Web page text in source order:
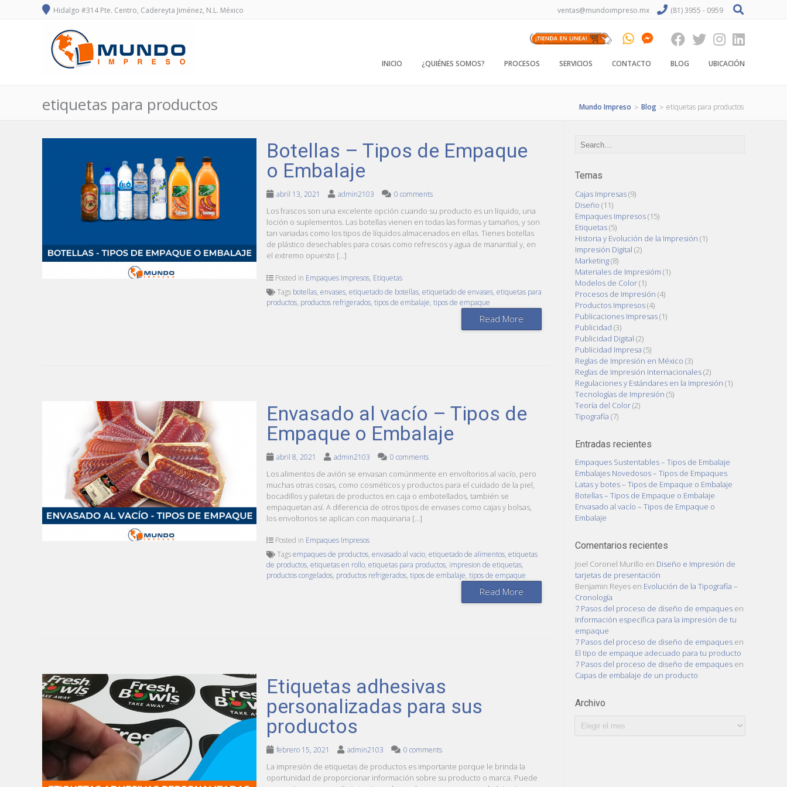
Hidalgo #314 Pte. Centro, Cadereyta Jiménez, N.L. México ventas@mundoimpreso.mx (81) 3955 - 0959
INICIO ¿QUIÉNES SOMOS? PROCESOS SERVICIOS CONTACTO BLOG UBICACIÓN
etiquetas para productos Mundo Impreso > Blog > etiquetas para productos
Botellas – Tipos de Empaque
o Embalaje
abril 13, 2021 admin2103 0 comments
Los frascos son una excelente opción cuando su producto es un líquido, una
loción o suplementos. Las botellas vienen en todas las formas y tamaños, y son
tan variadas como los tipos de líquidos almacenados en ellas. Tienes botellas
de plástico desechables para cosas como refrescos y agua de manantial y, en
el extremo opuesto […]
Posted in Empaques Impresos, Etiquetas
Tags botellas, envases, etiquetado de botellas, etiquetado de envases, etiquetas para
productos, productos refrigerados, tipos de embalaje, tipos de empaque
Read More
Envasado al vacío – Tipos de
Empaque o Embalaje
abril 8, 2021 admin2103 0 comments
Los alimentos de avión se envasan comúnmente en envoltorios al vacío, pero
muchas otras cosas, como cosméticos y productos para el cuidado de la piel,
bocadillos y paletas de productos en caja o embotellados, también se
empaquetan así. A diferencia de otros tipos de envases como cajas y bolsas,
los envoltorios se aplican con maquinaria […]
Posted in Empaques Impresos
Tagsempaques de productos, envasado al vacio, etiquetado de alimentos, etiquetas
de productos, etiquetas en rollo, etiquetas para productos, impresion de etiquetas,
productos congelados, productos refrigerados, tipos de embalaje, tipos de empaque
Read More
Etiquetas adhesivas
personalizadas para sus
productos
febrero 15, 2021 admin2103 0 comments
La impresión de etiquetas de productos es importante porque le brinda la
oportunidad de proporcionar información sobre su producto o marca. Puede
Temas
Cajas Impresas(9)
Diseño (11)
Empaques Impresos(15)
Etiquetas(5)
Historia y Evolución de la Impresión (1)
Impresión Digital (2)
Marketing(8)
Materiales de Impresióm (1)
Modelos de Color(1)
Procesos de Impresión (4)
Productos Impresos(4)
Publicaciones Impresas(1)
Publicidad (3)
Publicidad Digital (2)
Publicidad Impresa (5)
Reglas de Impresión en México (3)
Reglas de Impresión Internacionales(2)
Regulaciones y Estándares en la Impresión (1)
Tecnologías de Impresión (5)
Teoría del Color(2)
Tipografía (7)
Entradas recientes
Empaques Sustentables – Tipos de Embalaje
Embalajes Novedosos – Tipos de Empaques
Latas y botes – Tipos de Empaque o Embalaje
Botellas – Tipos de Empaque o Embalaje
Envasado al vacío – Tipos de Empaque o
Embalaje
Comentarios recientes
Joel Coronel Murillo en Diseño e Impresión de
tarjetas de presentación
Benjamin Reyes en Evolución de la Tipografía –
Cronología
7 Pasos del proceso de diseño de empaques en
Información específica para la impresión de tu
empaque
7 Pasos del proceso de diseño de empaques en
El tipo de empaque adecuado para tu producto
7 Pasos del proceso de diseño de empaques en
Capas de embalaje de un producto
Archivo
Archivo